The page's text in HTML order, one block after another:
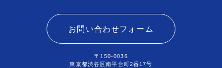
お問い合わせフォーム
〒150-0036
東京都渋谷区南平台町2番17号